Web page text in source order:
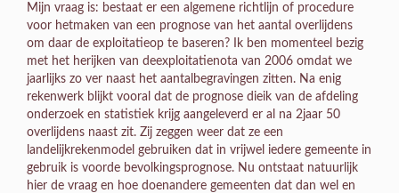
Mijn vraag is: bestaat er een algemene richtlijn of procedure
voor hetmaken van een prognose van het aantal overlijdens
om daar de exploitatieop te baseren? Ik ben momenteel bezig
met het herijken van deexploitatienota van 2006 omdat we
jaarlijks zo ver naast het aantalbegravingen zitten. Na enig
rekenwerk blijkt vooral dat de prognose dieik van de afdeling
onderzoek en statistiek krijg aangeleverd er al na 2jaar 50
overlijdens naast zit. Zij zeggen weer dat ze een
landelijkrekenmodel gebruiken dat in vrijwel iedere gemeente in
gebruik is voorde bevolkingsprognose. Nu ontstaat natuurlijk
hier de vraag en hoe doenandere gemeenten dat dan wel en